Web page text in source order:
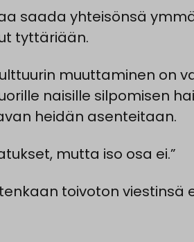
saada yhteisönsä
tyttäriään.
muuttaminen on
naisille silpomisen
heidän asenteitaan.
mutta iso osa ei.”
toivoton viestinsä